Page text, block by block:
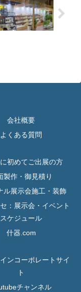
会社概要
よくある質問
初めてご出展の方
製作・御見積り
ル展示会施工・装飾
：展示会・イベント
スケジュール
什器.com
ンコーポレートサイ
ト
チャンネル